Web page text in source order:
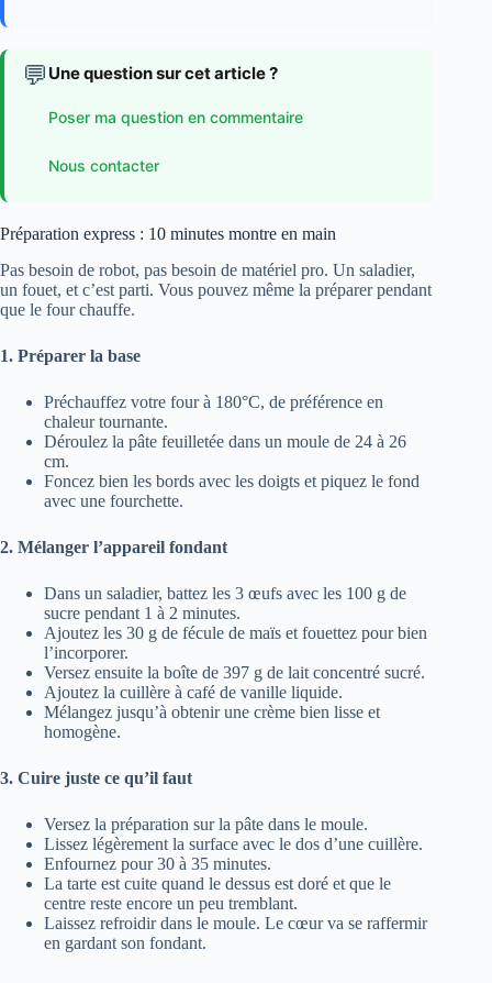
💬 Une question sur cet article ?
Poser ma question en commentaire
Nous contacter
Préparation express : 10 minutes montre en main
Pas besoin de robot, pas besoin de matériel pro. Un saladier,
un fouet, et c’est parti. Vous pouvez même la préparer pendant
que le four chauffe.
1. Préparer la base
Préchauffez votre four à 180°C, de préférence en
chaleur tournante.
Déroulez la pâte feuilletée dans un moule de 24 à 26
cm.
Foncez bien les bords avec les doigts et piquez le fond
avec une fourchette.
2. Mélanger l’appareil fondant
Dans un saladier, battez les 3 œufs avec les 100 g de
sucre pendant 1 à 2 minutes.
Ajoutez les 30 g de fécule de maïs et fouettez pour bien
l’incorporer.
Versez ensuite la boîte de 397 g de lait concentré sucré.
Ajoutez la cuillère à café de vanille liquide.
Mélangez jusqu’à obtenir une crème bien lisse et
homogène.
3. Cuire juste ce qu’il faut
Versez la préparation sur la pâte dans le moule.
Lissez légèrement la surface avec le dos d’une cuillère.
Enfournez pour 30 à 35 minutes.
La tarte est cuite quand le dessus est doré et que le
centre reste encore un peu tremblant.
Laissez refroidir dans le moule. Le cœur va se raffermir
en gardant son fondant.